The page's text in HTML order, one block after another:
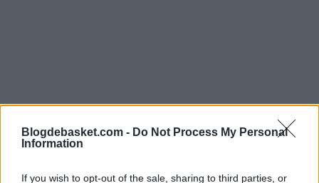
Blogdebasket.com - Do Not Process My Personal
Information
If you wish to opt-out of the sale, sharing to third parties, or